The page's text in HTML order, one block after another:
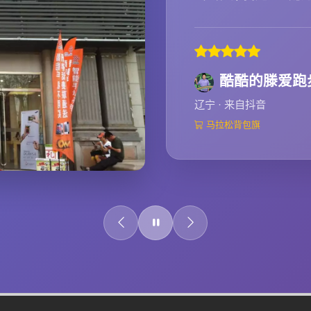
酷酷的滕爱跑
辽宁 · 来自抖音
马拉松背包旗